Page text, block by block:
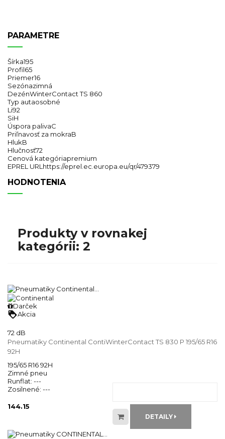
PARAMETRE
Šírka195
Profil65
Priemer16
Sezónazimná
DezénWinterContact TS 860
Typ autaosobné
Li92
SiH
Úspora palivaC
Priľnavosť za mokraB
HlukB
Hlučnosť72
Cenová kategóriapremium
EPREL URLhttps://eprel.ec.europa.eu/qr/479379
HODNOTENIA
Produkty v rovnakej
kategórii: 2
Darček
loyaltyAkcia
72 dB
Pneumatiky Continental ContiWinterContact TS 830 P 195/65 R16
92H
195/65 R16 92H
Zimné pneu
Runflat: ---
Zosilnené: ---
144.15
DETAILY